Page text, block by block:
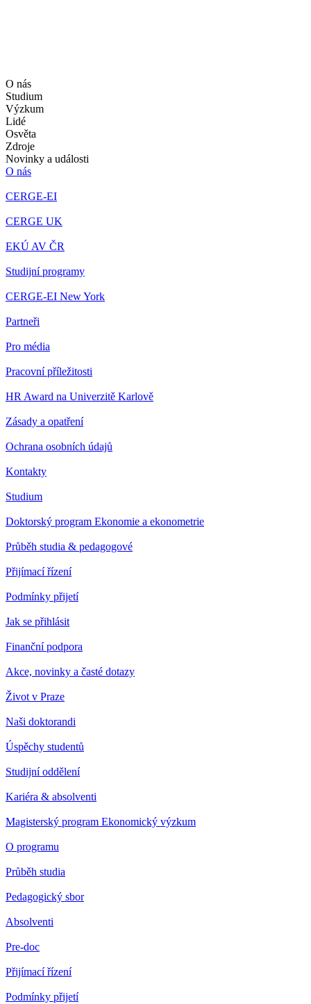
O nás
Studium
Výzkum
Lidé
Osvěta
Zdroje
Novinky a události
O nás
CERGE-EI
CERGE UK
EKÚ AV ČR
Studijní programy
CERGE-EI New York
Partneři
Pro média
Pracovní příležitosti
HR Award na Univerzitě Karlově
Zásady a opatření
Ochrana osobních údajů
Kontakty
Studium
Doktorský program Ekonomie a ekonometrie
Průběh studia & pedagogové
Přijímací řízení
Podmínky přijetí
Jak se přihlásit
Finanční podpora
Akce, novinky a časté dotazy
Život v Praze
Naši doktorandi
Úspěchy studentů
Studijní oddělení
Kariéra & absolventi
Magisterský program Ekonomický výzkum
O programu
Průběh studia
Pedagogický sbor
Absolventi
Pre-doc
Přijímací řízení
Podmínky přijetí